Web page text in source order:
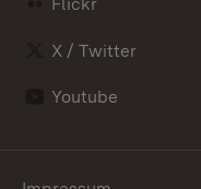
Flickr
X / Twitter
Youtube